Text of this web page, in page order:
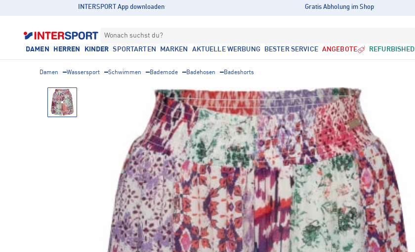
INTERSPORT App downloaden Gratis Abholung im Shop
Wonach suchst du?
DAMEN HERREN KINDER SPORTARTEN MARKEN AKTUELLE WERBUNG BESTER SERVICE ANGEBOTE REFURBISHED
Damen Wassersport Schwimmen Bademode Badehosen Badeshorts